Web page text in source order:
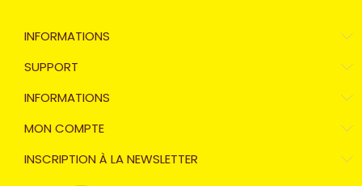
INFORMATIONS
SUPPORT
INFORMATIONS
MON COMPTE
INSCRIPTION À LA NEWSLETTER